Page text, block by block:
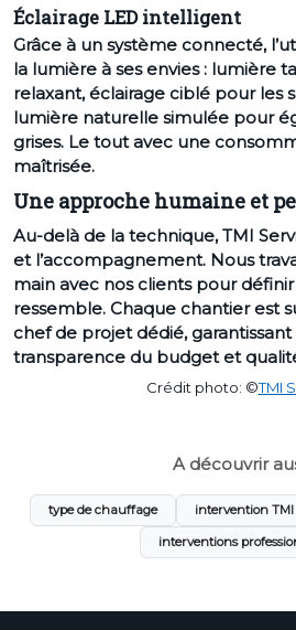
Éclairage LED intelligent
Grâce à un système connecté,
la lumière à ses envies : lumière
relaxant, éclairage ciblé pour les
lumière naturelle simulée pour
grises. Le tout avec une
maîtrisée.
Une approche humaine et
Au-delà de la technique, TMI
et l’accompagnement. Nous
main avec nos clients pour
ressemble. Chaque chantier est
chef de projet dédié,
transparence du budget et
Crédit photo: ©TMI
A découvrir
type de chauffage intervention TMI
interventions